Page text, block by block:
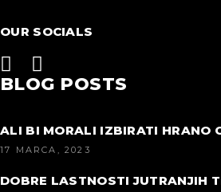
OUR SOCIALS
BLOG POSTS
ALI BI MORALI IZBIRATI HRANO
17 MARCA, 2023
DOBRE LASTNOSTI JUTRANJIH